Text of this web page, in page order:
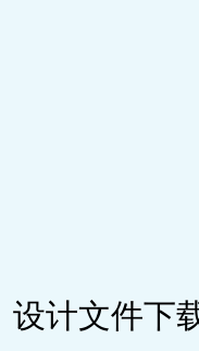
文件下